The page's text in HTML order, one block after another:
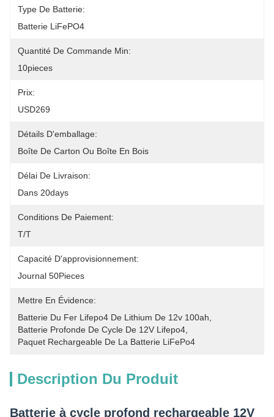
Type De Batterie:
Batterie LiFePO4
Quantité De Commande Min:
10pieces
Prix:
USD269
Détails D'emballage:
Boîte De Carton Ou Boîte En Bois
Délai De Livraison:
Dans 20days
Conditions De Paiement:
T/T
Capacité D'approvisionnement:
Journal 50Pieces
Mettre En Évidence:
Batterie Du Fer Lifepo4 De Lithium De 12v 100ah
Batterie Profonde De Cycle De 12V Lifepo4
Paquet Rechargeable De La Batterie LiFePo4
Description Du Produit
Batterie à cycle profond rechargeable 12V